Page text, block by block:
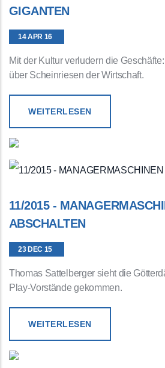
GIGANTEN
14 APR 16
Mit der Kultur verludern die
über Scheinriesen der Wirtschaft.
WEITERLESEN
11/2015 -
ABSCHALTEN
23 DEC 15
Thomas Sattelberger sieht die
Play-Vorstände gekommen.
WEITERLESEN